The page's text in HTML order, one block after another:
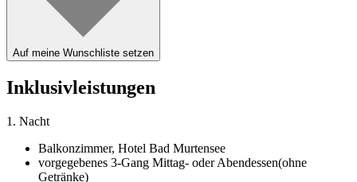
Auf meine Wunschliste setzen
Inklusivleistungen
1. Nacht
Balkonzimmer, Hotel Bad Murtensee
vorgegebenes 3-Gang Mittag- oder Abendessen(ohne
Getränke)